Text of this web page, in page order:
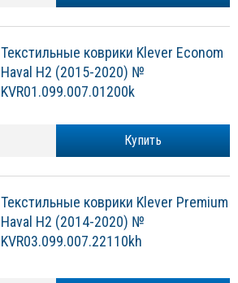
Текстильные коврики Klever Econom
Haval H2 (2015-2020) №
KVR01.099.007.01200k
Купить
Текстильные коврики Klever Premium
Haval H2 (2014-2020) №
KVR03.099.007.22110kh